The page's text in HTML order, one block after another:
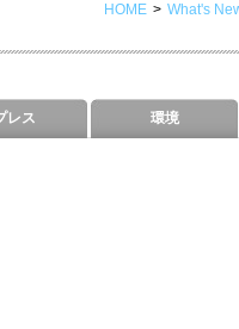
HOME > What's
レス 環境